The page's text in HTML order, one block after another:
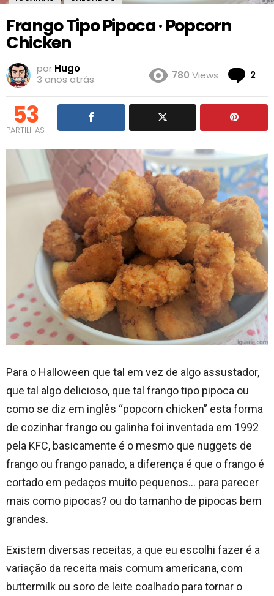
Frango Tipo Pipoca · Popcorn
Chicken
por Hugo
3 anos atrás
780 Views 2
53
PARTILHAS
Para o Halloween que tal em vez de algo assustador,
que tal algo delicioso, que tal frango tipo pipoca ou
como se diz em inglês “popcorn chicken” esta forma
de cozinhar frango ou galinha foi inventada em 1992
pela KFC, basicamente é o mesmo que nuggets de
frango ou frango panado, a diferença é que o frango é
cortado em pedaços muito pequenos… para parecer
mais como pipocas? ou do tamanho de pipocas bem
grandes.
Existem diversas receitas, a que eu escolhi fazer é a
variação da receita mais comum americana, com
buttermilk ou soro de leite coalhado para tornar o